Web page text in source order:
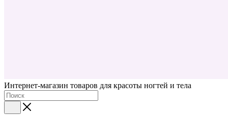
Интернет-магазин товаров для красоты ногтей и тела